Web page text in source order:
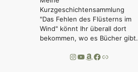
Kurzgeschichtensammlung
"Das Fehlen des Flüsterns im
Wind" könnt Ihr überall dort
bekommen, wo es Bücher gibt.
Instagram
YouTube
Amazon
Facebook
Link